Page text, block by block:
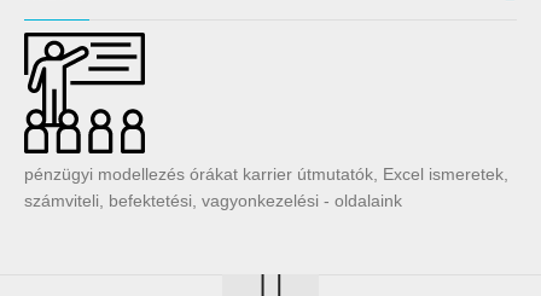
pénzügyi modellezés órákat karrier útmutatók, Excel ismeretek,
számviteli, befektetési, vagyonkezelési - oldalaink